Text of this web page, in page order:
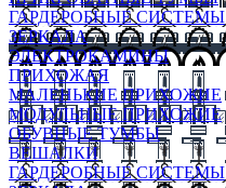
ГАРДЕРОБНЫЕ СИСТЕМЫ
ЗЕРКАЛА
ЭЛЕКТРОКАМИНЫ
ПРИХОЖАЯ
МАЛЕНЬКИЕ ПРИХОЖИЕ
МОДУЛЬНЫЕ ПРИХОЖИЕ
ОБУВНЫЕ ТУМБЫ
ВЕШАЛКИ
ГАРДЕРОБНЫЕ СИСТЕМЫ